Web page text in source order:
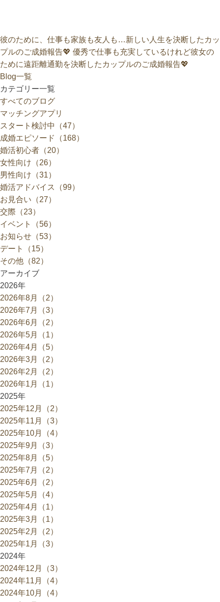
彼のために、仕事も家族も友人も…新しい人生を決断したカッ
プルのご成婚報告💖 優秀で仕事も充実しているけれど彼女の
ために遠距離通勤を決断したカップルのご成婚報告💖
Blog一覧
カテゴリー一覧
すべてのブログ
マッチングアプリ
スタート検討中（47）
成婚エピソード（168）
婚活初心者（20）
女性向け（26）
男性向け（31）
婚活アドバイス（99）
お見合い（27）
交際（23）
イベント（56）
お知らせ（53）
デート（15）
その他（82）
アーカイブ
2026年
2026年8月（2）
2026年7月（3）
2026年6月（2）
2026年5月（1）
2026年4月（5）
2026年3月（2）
2026年2月（2）
2026年1月（1）
2025年
2025年12月（2）
2025年11月（3）
2025年10月（4）
2025年9月（3）
2025年8月（5）
2025年7月（2）
2025年6月（2）
2025年5月（4）
2025年4月（1）
2025年3月（1）
2025年2月（2）
2025年1月（3）
2024年
2024年12月（3）
2024年11月（4）
2024年10月（4）